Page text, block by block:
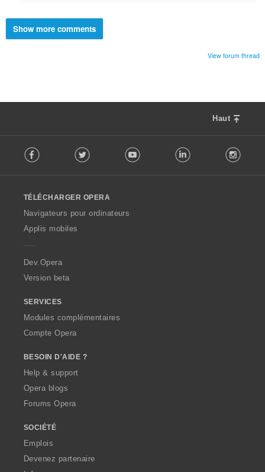
Show more comments
View forum thread
Haut
o
w
O
p
a
Facebook Twitter Youtube LinkedIn
TÉLÉCHARGER OPERA
Navigateurs pour ordinateurs
Applis mobiles
Dev.Opera
Version beta
SERVICES
Modules complémentaires
Compte Opera
BESOIN D'AIDE ?
Help & support
Opera blogs
Forums Opera
SOCIÉTÉ
Emplois
Devenez partenaire